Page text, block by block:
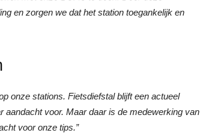
en zorgen we dat het station toegankelijk en
onze stations. Fietsdiefstal blijft een actueel
aandacht voor. Maar daar is de medewerking van
voor onze tips.”